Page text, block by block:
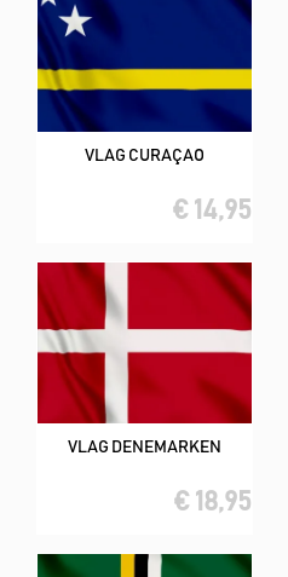
VLAG CURAÇAO
€ 14,95
VLAG DENEMARKEN
€ 18,95